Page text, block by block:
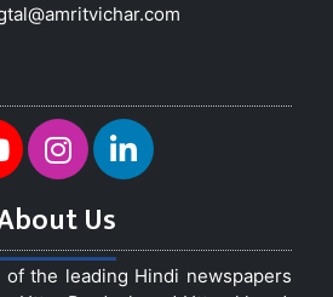
Us
the leading Hindi newspapers